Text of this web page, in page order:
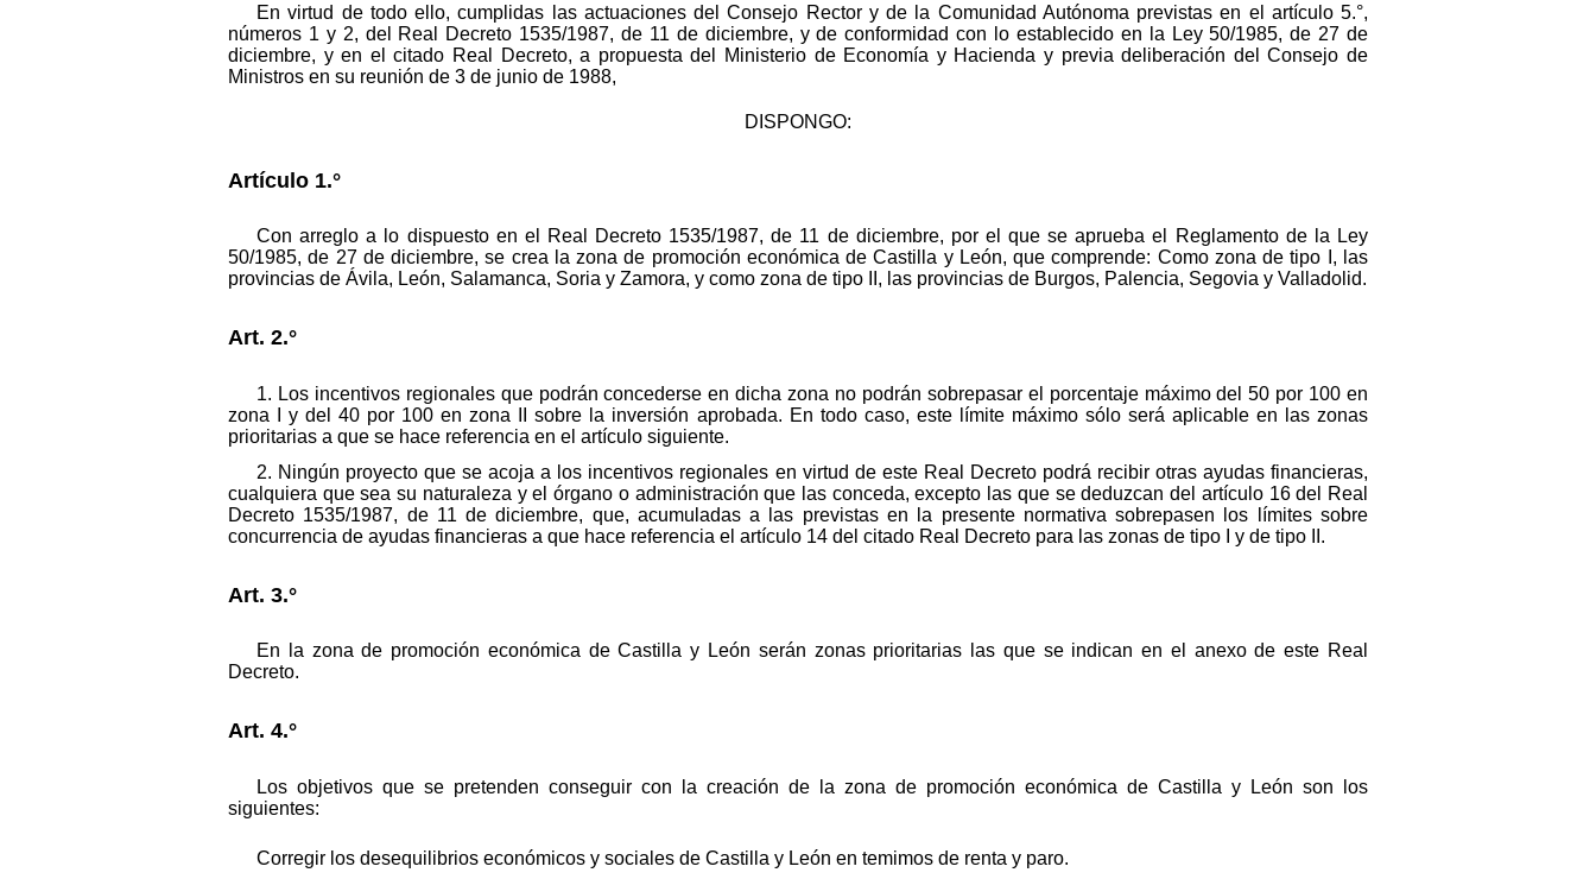
En virtud de todo ello, cumplidas las actuaciones del Consejo Rector y de la Comunidad Autónoma previstas en el artículo 5.°,
números 1 y 2, del Real Decreto 1535/1987, de 11 de diciembre, y de conformidad con lo establecido en la Ley 50/1985, de 27 de
diciembre, y en el citado Real Decreto, a propuesta del Ministerio de Economía y Hacienda y previa deliberación del Consejo de
Ministros en su reunión de 3 de junio de 1988,
DISPONGO:
Artículo 1.°
Con arreglo a lo dispuesto en el Real Decreto 1535/1987, de 11 de diciembre, por el que se aprueba el Reglamento de la Ley
50/1985, de 27 de diciembre, se crea la zona de promoción económica de Castilla y León, que comprende: Como zona de tipo I, las
provincias de Ávila, León, Salamanca, Soria y Zamora, y como zona de tipo II, las provincias de Burgos, Palencia, Segovia y Valladolid.
Art. 2.°
1. Los incentivos regionales que podrán concederse en dicha zona no podrán sobrepasar el porcentaje máximo del 50 por 100 en
zona I y del 40 por 100 en zona II sobre la inversión aprobada. En todo caso, este límite máximo sólo será aplicable en las zonas
prioritarias a que se hace referencia en el artículo siguiente.
2. Ningún proyecto que se acoja a los incentivos regionales en virtud de este Real Decreto podrá recibir otras ayudas financieras,
cualquiera que sea su naturaleza y el órgano o administración que las conceda, excepto las que se deduzcan del artículo 16 del Real
Decreto 1535/1987, de 11 de diciembre, que, acumuladas a las previstas en la presente normativa sobrepasen los límites sobre
concurrencia de ayudas financieras a que hace referencia el artículo 14 del citado Real Decreto para las zonas de tipo I y de tipo II.
Art. 3.°
En la zona de promoción económica de Castilla y León serán zonas prioritarias las que se indican en el anexo de este Real
Decreto.
Art. 4.°
Los objetivos que se pretenden conseguir con la creación de la zona de promoción económica de Castilla y León son los
siguientes:
Corregir los desequilibrios económicos y sociales de Castilla y León en temimos de renta y paro.